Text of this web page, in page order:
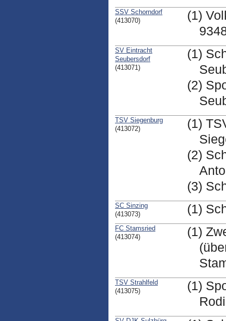
SSV Schorndorf
(413070)
(1)
SV Eintracht
Seubersdorf
(413071)
(1)
(2)
TSV Siegenburg
(413072)
(1)
(2)
(3)
SC Sinzing
(413073)
(1)
FC Stamsried
(413074)
(1)
TSV Strahlfeld
(413075)
(1)